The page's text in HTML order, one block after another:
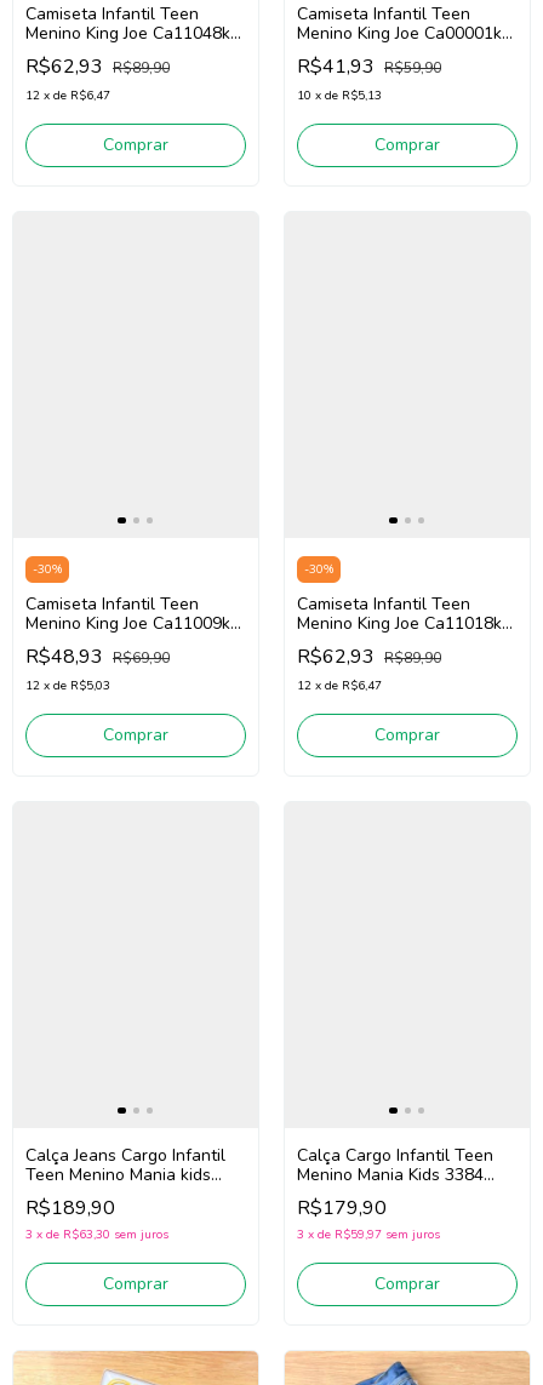
Camiseta Infantil Teen
Menino King Joe Ca11048k
(Areia)
R$62,93 R$89,90
12 x de R$6,47
Comprar
Camiseta Infantil Teen
Menino King Joe Ca00001k
(Preto)
R$41,93 R$59,90
10 x de R$5,13
Comprar
-30%
Camiseta Infantil Teen
Menino King Joe Ca11009k
(Preto)
R$48,93 R$69,90
12 x de R$5,03
Comprar
-30%
Camiseta Infantil Teen
Menino King Joe Ca11018k
(Off White)
R$62,93 R$89,90
12 x de R$6,47
Comprar
Calça Jeans Cargo Infantil
Teen Menino Mania kids
3402 (Jeans Médio)
R$189,90
3 x de R$63,30 sem juros
Comprar
Calça Cargo Infantil Teen
Menino Mania Kids 3384
(Preto)
R$179,90
3 x de R$59,97 sem juros
Comprar